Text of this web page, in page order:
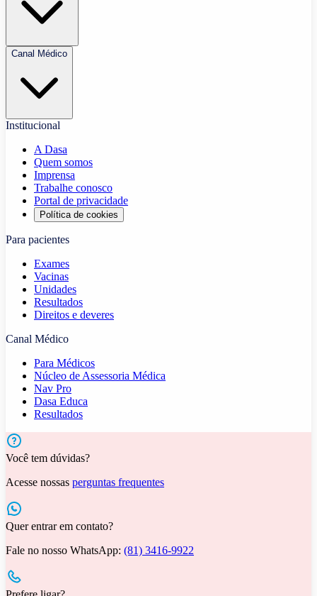
Canal Médico
Institucional
A Dasa
Quem somos
Imprensa
Trabalhe conosco
Portal de privacidade
Política de cookies
Para pacientes
Exames
Vacinas
Unidades
Resultados
Direitos e deveres
Canal Médico
Para Médicos
Núcleo de Assessoria Médica
Nav Pro
Dasa Educa
Resultados
Você tem dúvidas?
Acesse nossas perguntas frequentes
Quer entrar em contato?
Fale no nosso WhatsApp: (81) 3416-9922